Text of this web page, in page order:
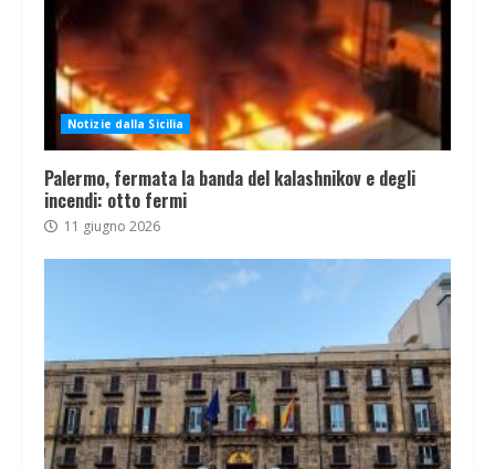
Notizie dalla Sicilia
Palermo, fermata la banda del kalashnikov e degli
incendi: otto fermi
11 giugno 2026